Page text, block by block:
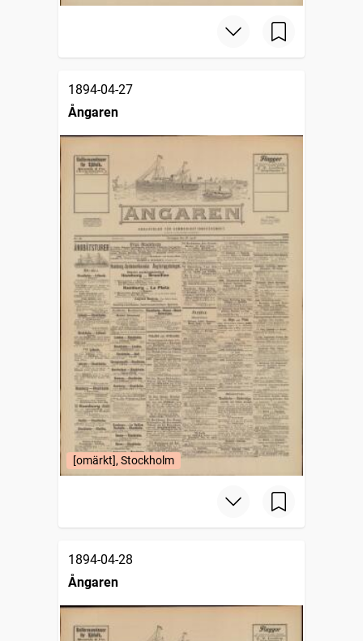
1894-04-27
Ångaren
[omärkt], Stockholm
1894-04-28
Ångaren